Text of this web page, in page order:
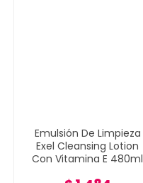
Emulsión De Limpieza
Exel Cleansing Lotion
Con Vitamina E 480ml